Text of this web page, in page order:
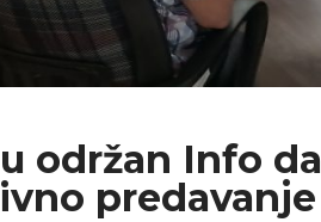
održan Info
predavanje